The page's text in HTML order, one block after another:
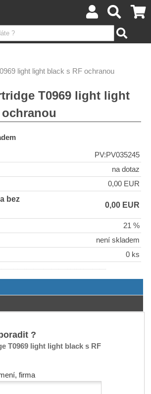
light light black s RF ochranou
T0969 light light
PV:PV035245
na dotaz
0,00 EUR
bez
0,00 EUR
21 %
není skladem
0 ks
?
T0969 light light black s RF
firma